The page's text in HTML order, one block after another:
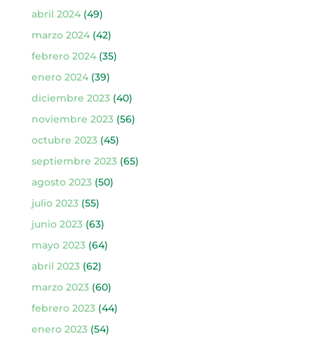
abril 2024(49)
marzo 2024(42)
febrero 2024(35)
enero 2024(39)
diciembre 2023(40)
noviembre 2023(56)
octubre 2023(45)
septiembre 2023(65)
agosto 2023(50)
julio 2023(55)
junio 2023(63)
mayo 2023(64)
abril 2023(62)
marzo 2023(60)
febrero 2023(44)
enero 2023(54)